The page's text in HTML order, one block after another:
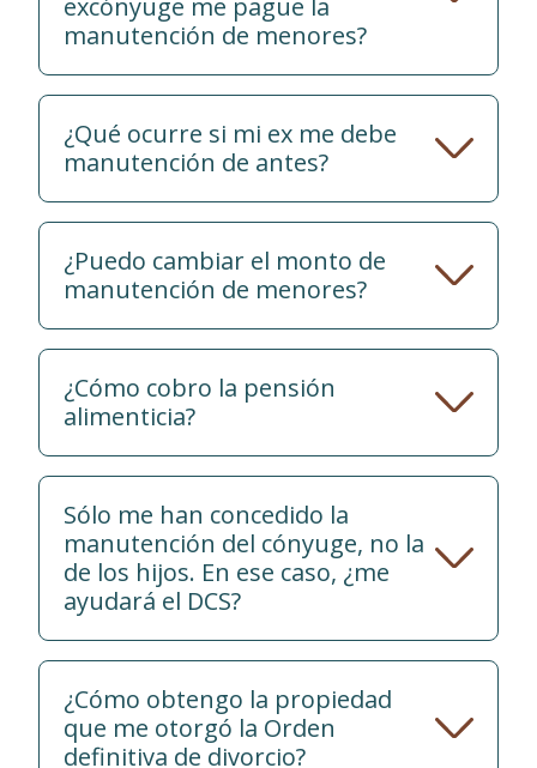
manutención de menores?
¿Qué ocurre si mi ex me debe
manutención de antes?
¿Puedo cambiar el monto de
manutención de menores?
¿Cómo cobro la pensión
alimenticia?
Sólo me han concedido la
manutención del cónyuge, no la
de los hijos. En ese caso, ¿me
ayudará el DCS?
¿Cómo obtengo la propiedad
que me otorgó la Orden
definitiva de divorcio?